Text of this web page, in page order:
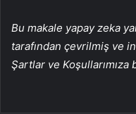
Bu makale yapay zeka
tarafından çevrilmiş ve
Şartlar ve Koşullarımıza